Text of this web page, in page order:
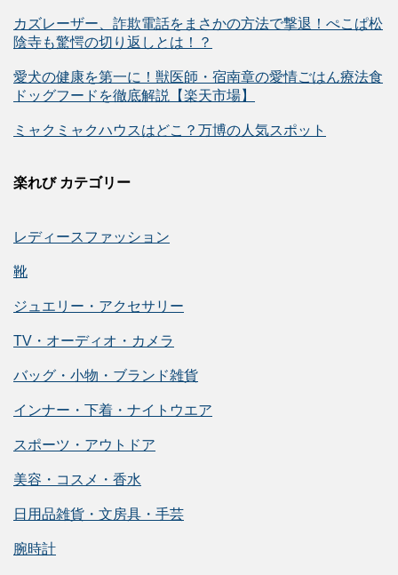
カズレーザー、詐欺電話をまさかの方法で撃退！ぺこぱ松
陰寺も驚愕の切り返しとは！？
愛犬の健康を第一に！獣医師・宿南章の愛情ごはん療法食
ドッグフードを徹底解説【楽天市場】
ミャクミャクハウスはどこ？万博の人気スポット
楽れび カテゴリー
レディースファッション
靴
ジュエリー・アクセサリー
TV・オーディオ・カメラ
バッグ・小物・ブランド雑貨
インナー・下着・ナイトウエア
スポーツ・アウトドア
美容・コスメ・香水
日用品雑貨・文房具・手芸
腕時計